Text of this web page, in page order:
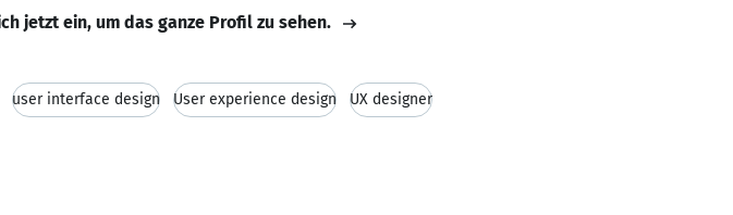
jetzt ein, um das ganze Profil zu sehen.
user interface design User experience design UX designer